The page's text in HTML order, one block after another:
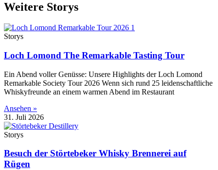
Weitere Storys
Storys
Loch Lomond The Remarkable Tasting Tour
Ein Abend voller Genüsse: Unsere Highlights der Loch Lomond
Remarkable Society Tour 2026 Wenn sich rund 25 leidenschaftliche
Whiskyfreunde an einem warmen Abend im Restaurant
Ansehen »
31. Juli 2026
Storys
Besuch der Störtebeker Whisky Brennerei auf
Rügen